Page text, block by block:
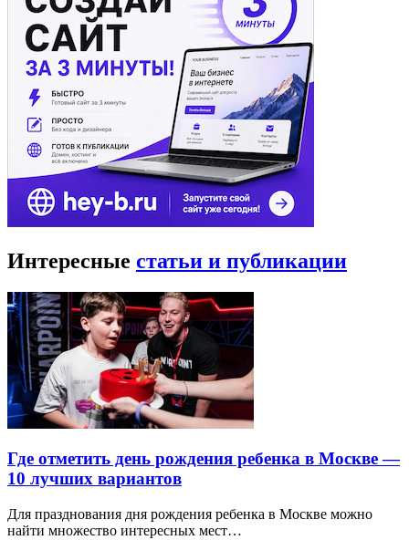
Интересные статьи и публикации
Где отметить день рождения ребенка в Москве —
10 лучших вариантов
Для празднования дня рождения ребенка в Москве можно
найти множество интересных мест…